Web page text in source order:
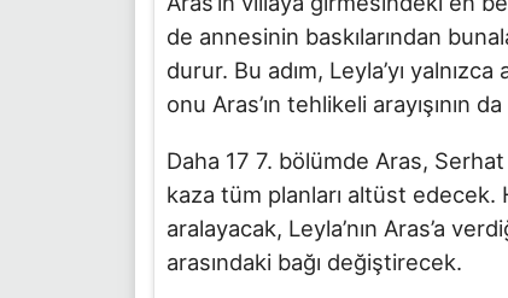
de annesinin baskılarından
durur. Bu adım, Leyla’yı
onu Aras’ın tehlikeli arayışının
Daha 17 7. bölümde Aras,
kaza tüm planları altüst edecek.
aralayacak, Leyla’nın Aras’a
arasındaki bağı değiştirecek.